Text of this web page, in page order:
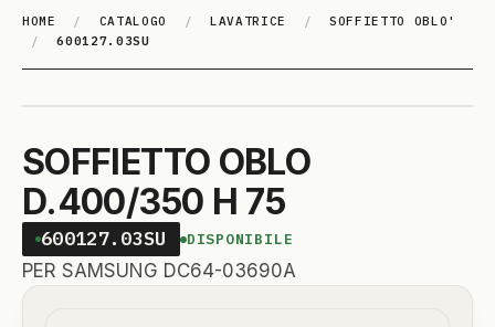
HOME / CATALOGO / LAVATRICE /
SOFFIETTO OBLO'
/
600127.03SU
SOFFIETTO OBLO
D.400/350 H 75
600127.03SU DISPONIBILE
PER SAMSUNG DC64-03690A